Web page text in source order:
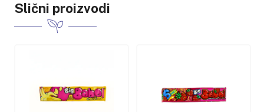
Slični proizvodi